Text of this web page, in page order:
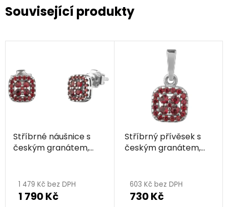
Související produkty
Stříbrné náušnice s
českým granátem,
1 479 Kč bez DPH
1 790 Kč
Stříbrný přívěsek s
českým granátem,
603 Kč bez DPH
730 Kč